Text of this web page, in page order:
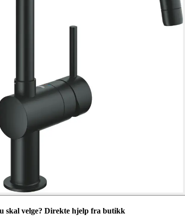
skal velge? Direkte hjelp fra butikk